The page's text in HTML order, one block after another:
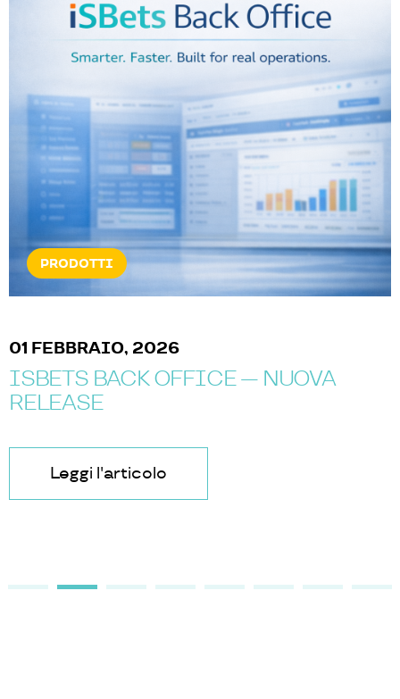
PRODOTTI
01 FEBBRAIO, 2026
ISBETS BACK OFFICE — NUOVA
RELEASE
Leggi l'articolo